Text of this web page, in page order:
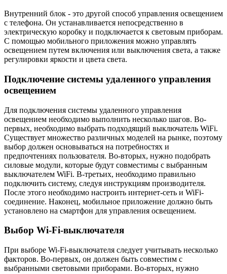
Внутренний блок - это другой способ управления освещением
с телефона. Он устанавливается непосредственно в
электрическую коробку и подключается к световым приборам.
С помощью мобильного приложения можно управлять
освещением путем включения или выключения света, а также
регулировки яркости и цвета света.
Подключение системы удаленного управления
освещением
Для подключения системы удаленного управления
освещением необходимо выполнить несколько шагов. Во-
первых, необходимо выбрать подходящий выключатель WiFi.
Существует множество различных моделей на рынке, поэтому
выбор должен основываться на потребностях и
предпочтениях пользователя. Во-вторых, нужно подобрать
силовые модули, которые будут совместимы с выбранным
выключателем WiFi. В-третьих, необходимо правильно
подключить систему, следуя инструкциям производителя.
После этого необходимо настроить интернет-сеть и WiFi-
соединение. Наконец, мобильное приложение должно быть
установлено на смартфон для управления освещением.
Выбор Wi-Fi-выключателя
При выборе Wi-Fi-выключателя следует учитывать несколько
факторов. Во-первых, он должен быть совместим с
выбранными световыми приборами. Во-вторых, нужно